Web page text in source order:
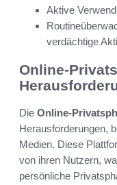
Aktive
verdächtige
Online-
Die Online-
Herausforderungen,
Medien. Diese
von ihren Nutzern,
persönliche